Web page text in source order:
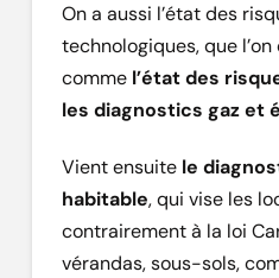
On a aussi l’état des
technologiques, que
comme l’état des
les diagnostics gaz et
Vient ensuite le
habitable, qui vise les
contrairement à la loi
vérandas, sous-sols,